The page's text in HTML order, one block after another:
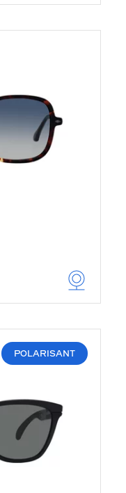
POLARISANT